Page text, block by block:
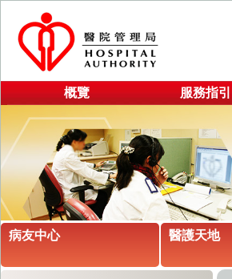
概覽 服務指引
病友中心 醫護天地